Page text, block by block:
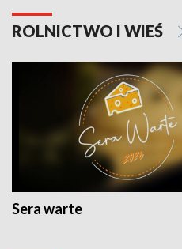
ROLNICTWO I WIEŚ
Sera warte